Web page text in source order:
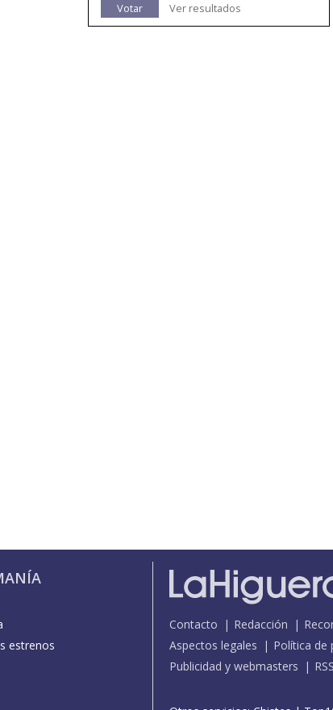
Votar
Ver resultados
estrenos
Contacto Redacción
Aspectos legales
Política de
Publicidad y webmasters
RSS